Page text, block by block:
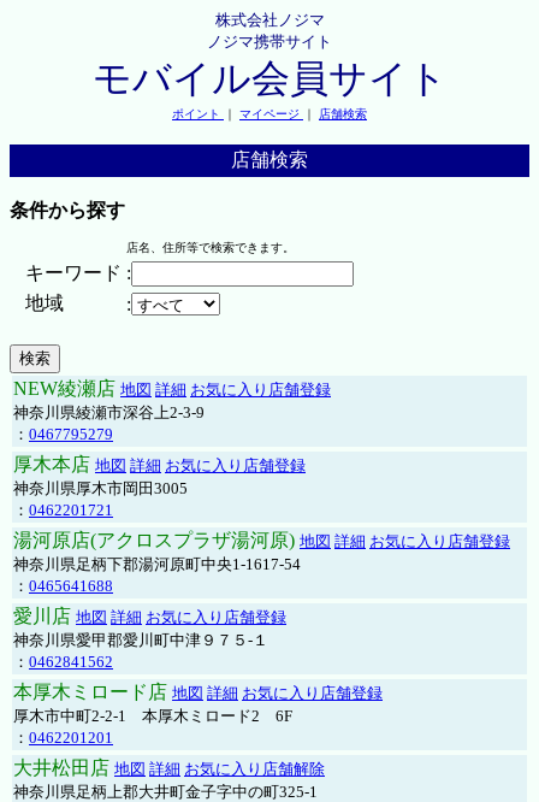
株式会社ノジマ
ノジマ携帯サイト
モバイル会員サイト
ポイント ｜ マイページ ｜ 店舗検索
店舗検索
条件から探す
店名、住所等で検索できます。
キーワード :
地域
:
NEW綾瀬店 地図 詳細 お気に入り店舗登録
神奈川県綾瀬市深谷上2-3-9
： 0467795279
厚木本店 地図 詳細 お気に入り店舗登録
神奈川県厚木市岡田3005
： 0462201721
湯河原店(アクロスプラザ湯河原) 地図 詳細 お気に入り店舗登録
神奈川県足柄下郡湯河原町中央1-1617-54
： 0465641688
愛川店 地図 詳細 お気に入り店舗登録
神奈川県愛甲郡愛川町中津９７５-１
： 0462841562
本厚木ミロード店 地図 詳細 お気に入り店舗登録
厚木市中町2-2-1 本厚木ミロード2 6F
： 0462201201
大井松田店 地図 詳細 お気に入り店舗解除
神奈川県足柄上郡大井町金子字中の町325-1